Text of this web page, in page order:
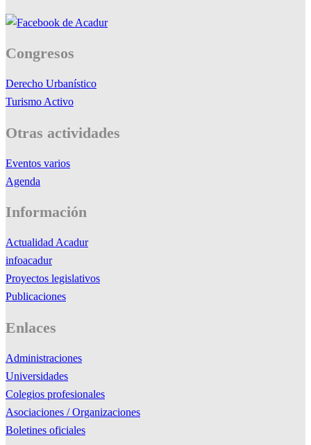
Congresos
Derecho Urbanístico
Turismo Activo
Otras actividades
Eventos varios
Agenda
Información
Actualidad Acadur
infoacadur
Proyectos legislativos
Publicaciones
Enlaces
Administraciones
Universidades
Colegios profesionales
Asociaciones / Organizaciones
Boletines oficiales